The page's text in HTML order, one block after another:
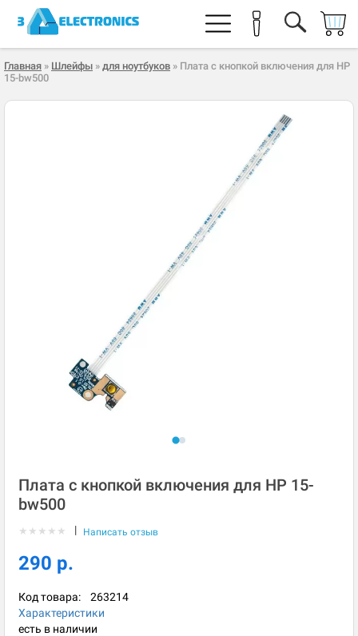
Главная » Шлейфы » для ноутбуков » Плата с кнопкой включения для HP
15-bw500
Плата с кнопкой включения для HP 15-
bw500
★ ★ ★ ★ ★ | Написать отзыв
290 р.
Код товара: 263214
Характеристики
есть в наличии